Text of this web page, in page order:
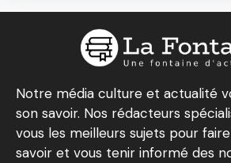
Notre média culture et actualité
son savoir. Nos rédacteurs
vous les meilleurs sujets pour
savoir et vous tenir informé des